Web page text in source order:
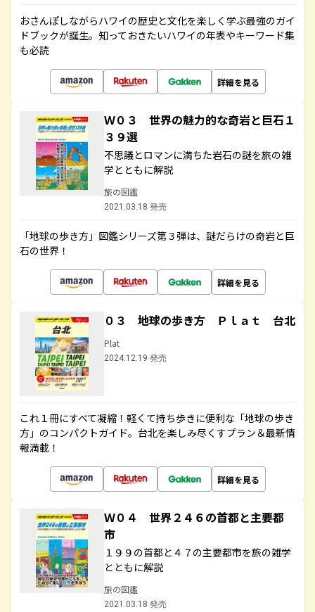
おさんぽしながらハワイの歴史と文化を楽しく学ぶ最強のガイ
ドブックが誕生。知っておきたいハワイの年表やキーワード集
も必読
詳細を見る
Ｗ０３ 世界の魅力的な奇岩と巨石１
３９選
不思議とロマンに満ちた岩石の謎を旅の雑
学とともに解説
旅の図鑑
2021.03.18 発売
「地球の歩き方」図鑑シリーズ第３弾は、謎だらけの奇岩と巨
石の世界！
詳細を見る
０３ 地球の歩き方 Ｐｌａｔ 台北
Plat
2024.12.19 発売
これ１冊にすべて凝縮！軽くて持ち歩きに便利な「地球の歩き
方」のコンパクトガイド。台北を楽しみ尽くすプラン＆最新情
報満載！
詳細を見る
Ｗ０４ 世界２４６の首都と主要都
市
１９９の首都と４７の主要都市を旅の雑学
とともに解説
旅の図鑑
2021.03.18 発売